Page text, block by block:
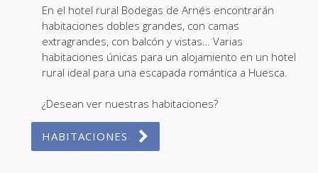
En el hotel rural Bodegas de Arnés encontrarán
habitaciones dobles grandes, con camas
extragrandes, con balcón y vistas… Varias
habitaciones únicas para un alojamiento en un hotel
rural ideal para una escapada romántica a Huesca.
¿Desean ver nuestras habitaciones?
HABITACIONES